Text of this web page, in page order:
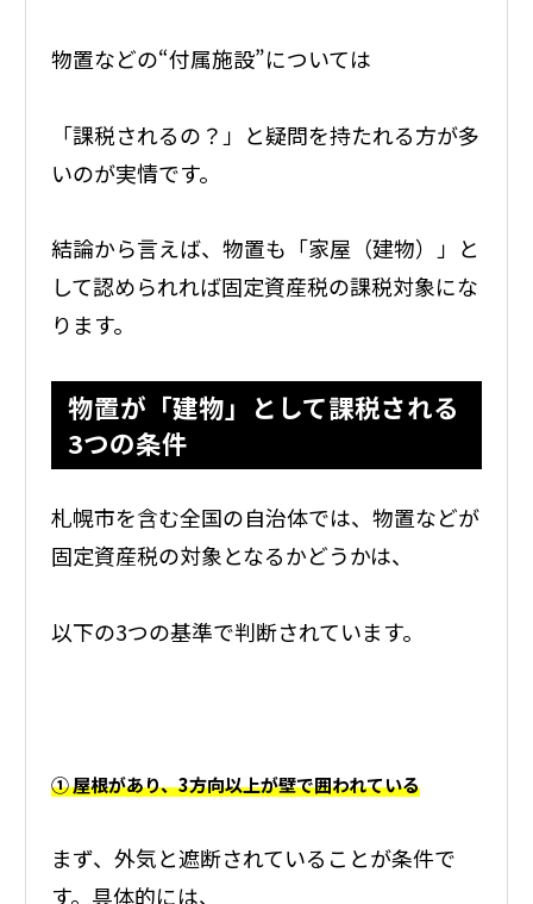
物置などの“付属施設”については
「課税されるの？」と疑問を持たれる方が多
いのが実情です。
結論から言えば、物置も「家屋（建物）」と
して認められれば固定資産税の課税対象にな
ります。
物置が「建物」として課税される
3つの条件
札幌市を含む全国の自治体では、物置などが
固定資産税の対象となるかどうかは、
以下の3つの基準で判断されています。
① 屋根があり、3方向以上が壁で囲われている
まず、外気と遮断されていることが条件で
す。具体的には、